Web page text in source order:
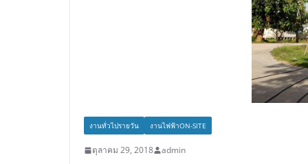
งานทั่วไปรายวัน งานไฟฟ้าON-SITE
ตุลาคม 29, 2018 admin